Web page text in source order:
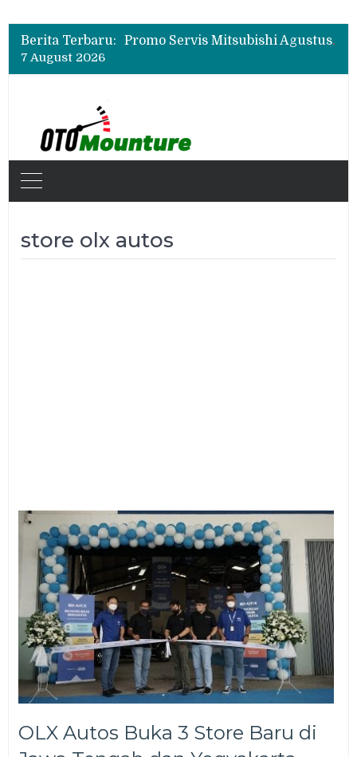
Berita Terbaru:
Promo Servis Mitsubishi Agustus 2026, Ada Diskon ESP dan Bodi & Cat Kilau Merdeka
Suzuki XL7 Terbaru Jadi Favorit Test Drive di GIIAS 2026, Ini Fitur yang Paling Dipuji
7 August 2026
store olx autos
OLX Autos Buka 3 Store Baru di